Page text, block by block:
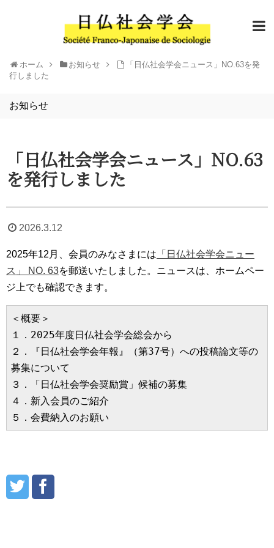
ホーム お知らせ
「日仏社会学会ニュース」NO.63を発
行しました
お知らせ
「日仏社会学会ニュース」NO.63
を発行しました
2026.3.12
2025年12月、会員のみなさまには 「日仏社会学会ニュー
ス」 NO. 63を郵送いたしました。ニュースは、ホームペー
ジ上でも確認できます。
＜概要＞
１．2025年度日仏社会学会総会から
２．『日仏社会学会年報』（第37号）への投稿論文等の
募集について
３．「日仏社会学会奨励賞」候補の募集
４．新入会員のご紹介
５．会費納入のお願い